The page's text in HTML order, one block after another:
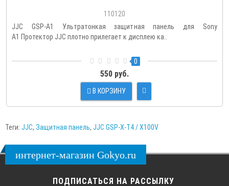
110120
JJC GSP-A1 Ультратонкая защитная панель для Sony
A1 Протектор JJC плотно прилегает к дисплею ка..
0
550 руб.
В КОРЗИНУ
Теги: JJC, Защитная панель, JJC GSP-X-T4 / X100V
интернет-магазин Gokyo.ru
ПОДПИСАТЬСЯ НА РАССЫЛКУ